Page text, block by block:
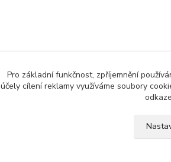
Pro základní funkčnost, zpříjemnění
účely cílení reklamy využíváme soubory